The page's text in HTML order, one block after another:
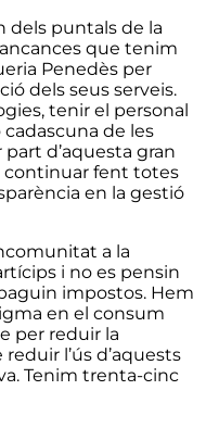
dels puntals de la
que tenim
Penedès per
dels seus serveis.
tenir el personal
de les
d’aquesta gran
continuar fent totes
en la gestió
a la
i no es pensin
impostos. Hem
en el consum
per reduir la
l’ús d’aquests
Tenim trenta-cinc